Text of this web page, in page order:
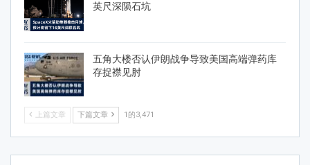
英尺深陨石坑
五角大楼否认伊朗战争导致美国高端弹药库
存捉襟见肘
上篇文章 下篇文章 1的3,471